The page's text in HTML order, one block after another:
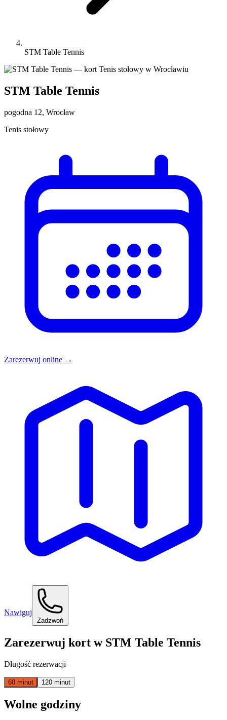
STM Table Tennis
STM Table Tennis
pogodna 12, Wrocław
Tenis stołowy
Zarezerwuj online →
Nawiguj
Zadzwoń
Zarezerwuj kort w STM Table Tennis
Długość rezerwacji
60 minut 120 minut
Wolne godziny